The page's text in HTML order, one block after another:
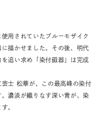
用されていたブルーモザイク
描かせました。その後、明代
追い求め「染付磁器」は完成
士 松華が、この最高峰の染付
濃淡が織りなす深い青が、染
。